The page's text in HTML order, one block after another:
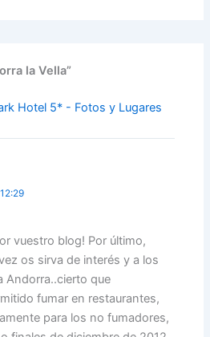
la Vella”
Hotel 5* - Fotos y Lugares
vuestro blog! Por último,
os sirva de interés y a los
Andorra..cierto que
fumar en restaurantes,
para los no fumadores,